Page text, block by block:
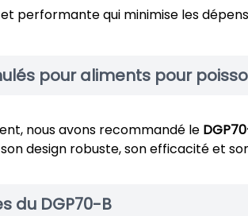
performante qui minimise les
pour aliments pour
nous avons recommandé le
design robuste, son efficacité et
du DGP70-B